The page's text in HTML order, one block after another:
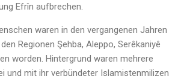
Efrîn aufbrechen.
waren in den vergangenen Jahren
Regionen Şehba, Aleppo, Serêkaniyê
worden. Hintergrund waren mehrere
und mit ihr verbündeter Islamistenmilizen